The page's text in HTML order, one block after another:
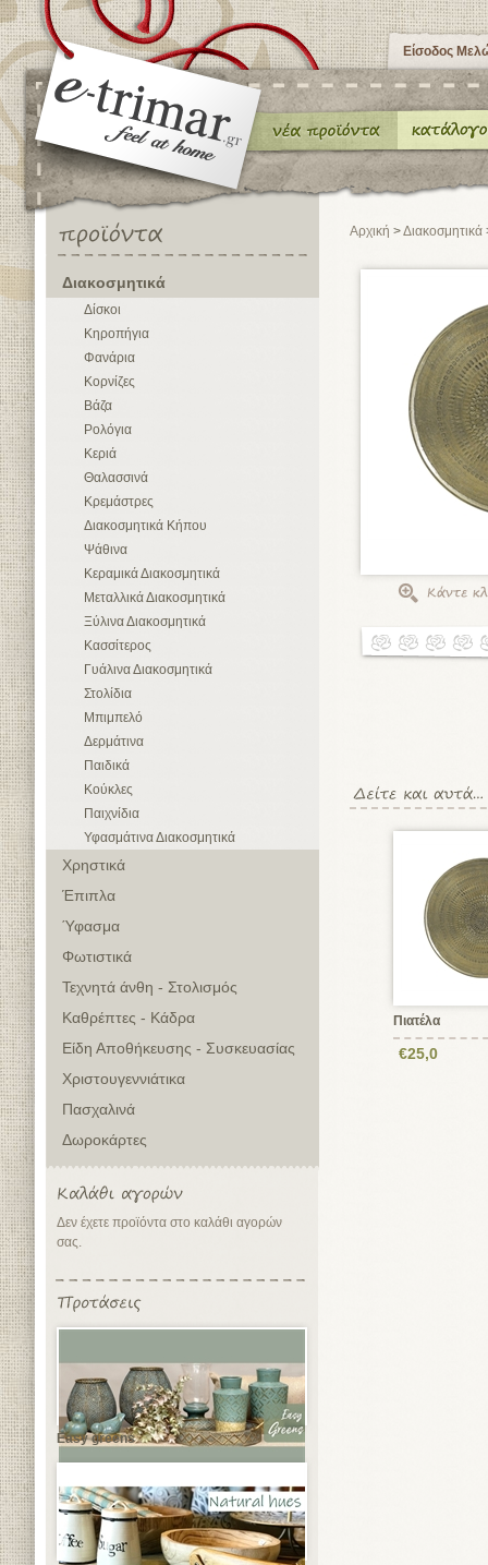
Είσοδος
Διακοσμητικά
Δίσκοι
Κηροπήγια
Φανάρια
Κορνίζες
Βάζα
Ρολόγια
Κεριά
Θαλασσινά
Κρεμάστρες
Διακοσμητικά Κήπου
Ψάθινα
Κεραμικά Διακοσμητικά
Μεταλλικά Διακοσμητικά
Ξύλινα Διακοσμητικά
Κασσίτερος
Γυάλινα Διακοσμητικά
Στολίδια
Μπιμπελό
Δερμάτινα
Παιδικά
Κούκλες
Παιχνίδια
Υφασμάτινα Διακοσμητικά
Χρηστικά
Έπιπλα
Ύφασμα
Φωτιστικά
Τεχνητά άνθη - Στολισμός
Καθρέπτες - Κάδρα
Είδη Αποθήκευσης - Συσκευασίας
Χριστουγεννιάτικα
Πασχαλινά
Δωροκάρτες
Δεν έχετε προϊόντα στο καλάθι αγορών
σας.
Easy greens
Αρχική >Διακοσμητικά
Πιατέλα
€25,0